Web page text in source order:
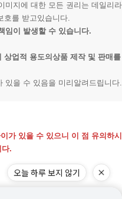
미지에 대한 모든 권리는 데일리라
호를 받고있습니다.
임이 발생할 수 있습니다.
상업적 용도의상품 제작 및 판매를
있을 수 있음을 미리알려드립니다.
가 있을 수 있으니 이 점 유의하시
다.